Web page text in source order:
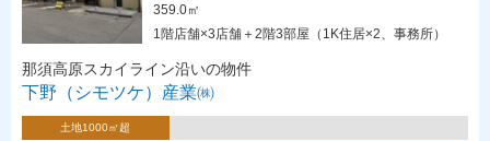
359.0㎡
1階店舗×3店舗＋2階3部屋（1K住居×2、事務所）
那須高原スカイライン沿いの物件
下野（シモツケ）産業㈱
土地1000㎡超